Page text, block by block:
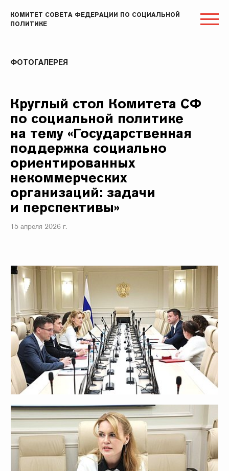
КОМИТЕТ СОВЕТА ФЕДЕРАЦИИ ПО СОЦИАЛЬНОЙ
ПОЛИТИКЕ
ФОТОГАЛЕРЕЯ
Круглый стол Комитета СФ
по социальной политике
на тему «Государственная
поддержка социально
ориентированных
некоммерческих
организаций: задачи
и перспективы»
15 апреля 2026 г.